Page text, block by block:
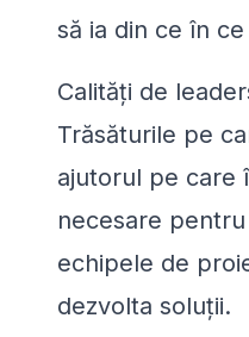
să ia din ce în
Calități de
Trăsăturile pe
ajutorul pe care
necesare
echipele de
dezvolta soluții.